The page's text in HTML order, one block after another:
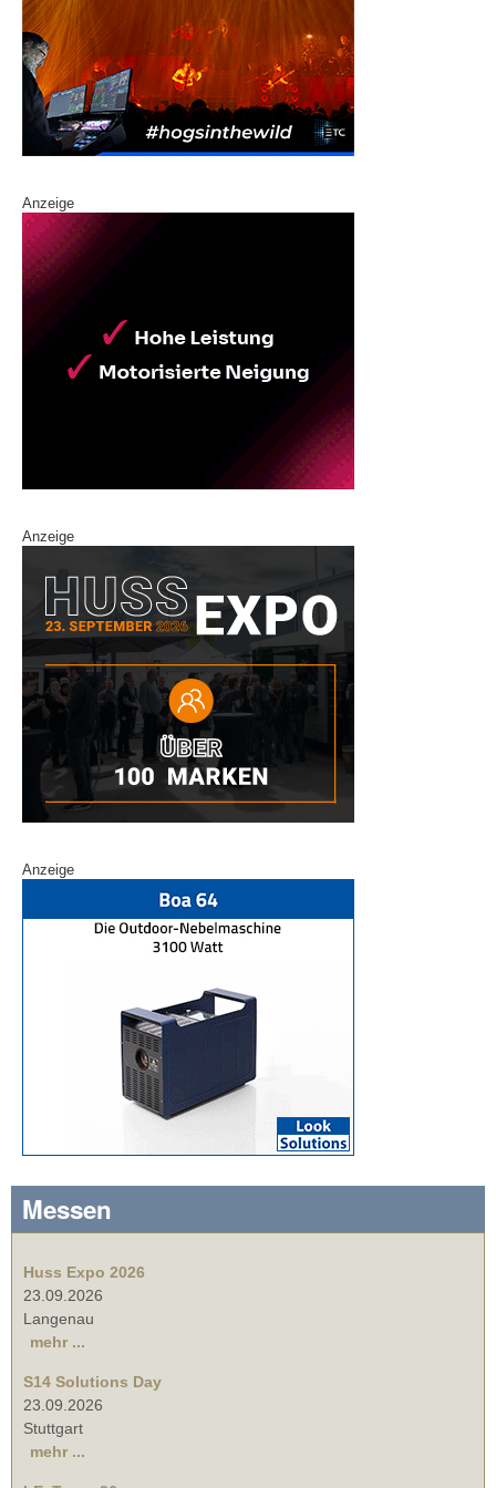
Anzeige
Anzeige
Anzeige
Messen
Huss Expo 2026
23.09.2026
Langenau
mehr ...
S14 Solutions Day
23.09.2026
Stuttgart
mehr ...